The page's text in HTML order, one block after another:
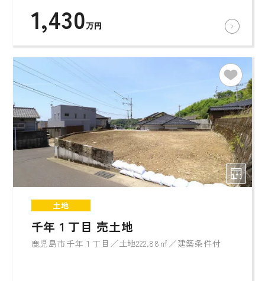
1,430万円
土地
千年１丁目 売土地
鹿児島市千年１丁目／土地222.88㎡／建築条件付